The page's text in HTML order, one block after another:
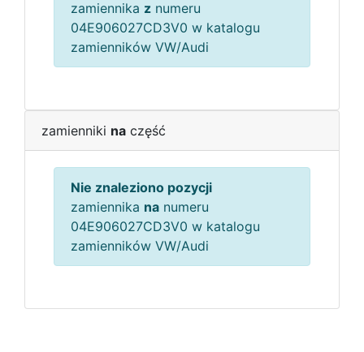
zamiennika z numeru
04E906027CD3V0 w katalogu
zamienników VW/Audi
zamienniki na część
Nie znaleziono pozycji
zamiennika na numeru
04E906027CD3V0 w katalogu
zamienników VW/Audi